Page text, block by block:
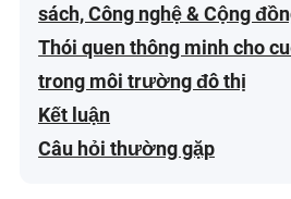
sách, Công nghệ & Cộng
Thói quen thông minh cho
trong môi trường đô thị
Kết luận
Câu hỏi thường gặp